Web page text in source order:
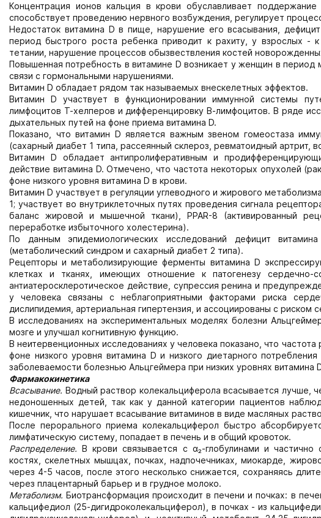
Концентрация ионов кальция в крови обуславливает
способствует проведению нервного возбуждения, регулирует
Недостаток витамина D в пище, нарушение его всасывания,
период быстрого роста ребенка приводит к рахиту, у взрослых -
тетании, нарушение процессов обызвествления костей
Повышенная потребность в витамине D возникает у женщин в период
связи с гормональными нарушениями.
Витамин D обладает рядом так называемых внескелетных эффектов.
Витамин D участвует в функционировании иммунной системы
лимфоцитов Т-хелперов и дифференцировку В-лимфоцитов. В ряде
дыхательных путей на фоне приема витамина D.
Показано, что витамин D является важным звеном гомеостаза
(сахарный диабет 1 типа, рассеянный склероз, ревматоидный артрит,
Витамин D обладает антипролиферативным и
действие витамина D. Отмечено, что частота некоторых опухолей
фоне низкого уровня витамина D в крови.
Витамин D участвует в регуляции углеводного и жирового
1; участвует во внутриклеточных путях проведения сигнала
баланс жировой и мышечной ткани), РРАR-8 (активированный
переработке избыточного холестерина).
По данным эпидемиологических исследований дефицит
(метаболический синдром и сахарный диабет 2 типа).
Рецепторы и метаболизирующие ферменты витамина D
клетках и тканях, имеющих отношение к патогенезу сердечно-
антиатеросклеротическое действие, супрессия ренина и
у человека связаны с неблагоприятными факторами риска
дислипидемия, артериальная гипертензия, и ассоциированы с риском
В исследованиях на экспериментальных моделях болезни
мозге и улучшал когнитивную функцию.
В неитервенционных исследованиях у человека показано, что
фоне низкого уровня витамина D и низкого диетарного
заболеваемости болезнью Альцгеймера при низких уровнях витамина
Фармакокинетика
Всасывание. Водный раствор колекальциферола всасывается лучше,
недоношенных детей, так как у данной категории пациентов
кишечник, что нарушает всасывание витаминов в виде масляных
После перорального приема колекальциферол быстро
лимфатическую систему, попадает в печень и в общий кровоток.
Распределение. В крови связывается с α₂-глобулинами и частично
костях, скелетных мышцах, почках, надпочечниках, миокарде,
через 4-5 часов, после этого несколько снижается, сохраняясь
через плацентарный барьер и в грудное молоко.
Метаболизм. Биотрансформация происходит в печени и почках: в
кальцифедиол (25-дигидроколекальциферол), в почках - из